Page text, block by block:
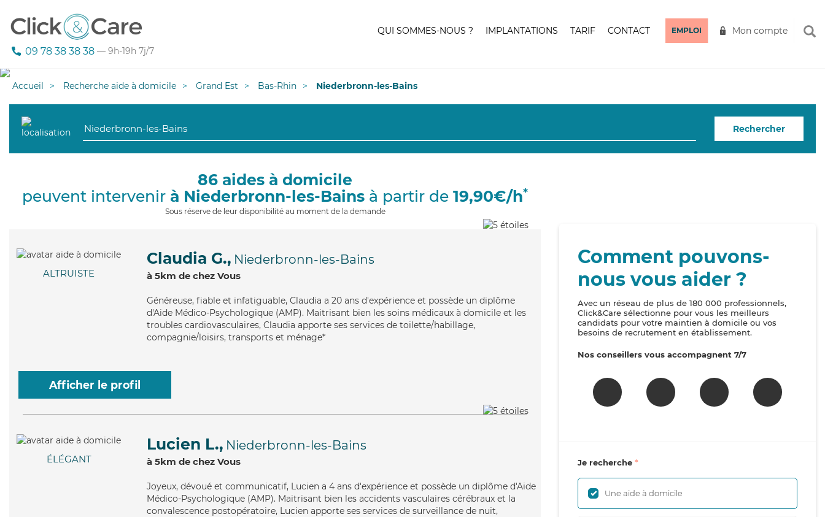
09 78 38 38 38 — 9h-19h 7j/7
QUI SOMMES-NOUS ? IMPLANTATIONS TARIF CONTACT EMPLOI Mon compte
Accueil Recherche aide à domicile Grand Est Bas-Rhin Niederbronn-les-Bains
Rechercher
86 aides à domicile
peuvent intervenir à Niederbronn-les-Bains à partir de 19,90€/h*
Sous réserve de leur disponibilité au moment de la demande
ALTRUISTE
Claudia G., Niederbronn-les-Bains
à 5km de chez Vous
Généreuse, fiable et infatiguable, Claudia a 20 ans d'expérience et possède un diplôme
d'Aide Médico-Psychologique (AMP). Maitrisant bien les soins médicaux à domicile et les
troubles cardiovasculaires, Claudia apporte ses services de toilette/habillage,
compagnie/loisirs, transports et ménage*
Afficher le profil
ÉLÉGANT
Lucien L., Niederbronn-les-Bains
à 5km de chez Vous
Joyeux, dévoué et communicatif, Lucien a 4 ans d'expérience et possède un diplôme d'Aide
Médico-Psychologique (AMP). Maitrisant bien les accidents vasculaires cérébraux et la
convalescence postopératoire, Lucien apporte ses services de surveillance de nuit,
Comment pouvons-
nous vous aider ?
Avec un réseau de plus de 180 000 professionnels,
Click&Care sélectionne pour vous les meilleurs
candidats pour votre maintien à domicile ou vos
besoins de recrutement en établissement.
Nos conseillers vous accompagnent 7/7
Je recherche
Une aide à domicile